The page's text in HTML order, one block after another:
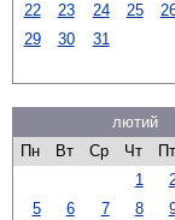
22
23 24 25
29
30 31
лютий
Пн
Вт Ср Чт Пт
1
5
6 7 8